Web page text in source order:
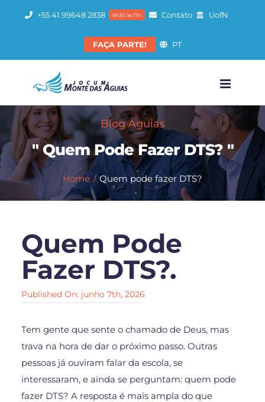
conteúdo
+55 41 99648 2838 9h30 às 17h Contato UofN
FAÇA PARTE! PT
Blog Águias
" Quem Pode Fazer DTS? "
Home Quem pode fazer DTS?
Quem Pode
Fazer DTS?.
Published On: junho 7th, 2026
Tem gente que sente o chamado de Deus, mas
trava na hora de dar o próximo passo. Outras
pessoas já ouviram falar da escola, se
interessaram, e ainda se perguntam: quem pode
fazer DTS? A resposta é mais ampla do que